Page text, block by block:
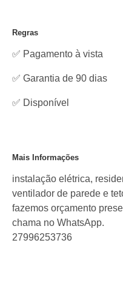
Regras
✅ Pagamento à vista
✅ Garantia de 90 dias
✅ Disponível
Mais Informações
instalação elétrica,
ventilador de parede e
fazemos orçamento
chama no WhatsApp.
27996253736